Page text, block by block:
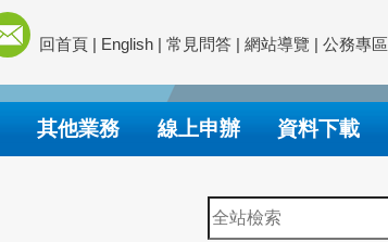
回首頁 | English | 常見問答 | 網站導覽 | 公務專區
其他業務 線上申辦 資料下載
全
站